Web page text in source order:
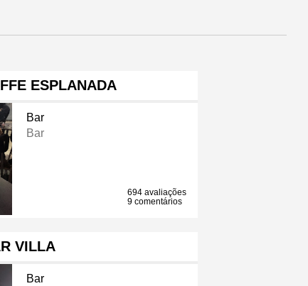
ESPLANADA
Bar
Bar
694 avaliações
9 comentários
VILLA
Bar